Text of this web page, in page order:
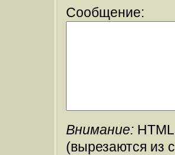
Сообщение:
Внимание:
(вырезаются из